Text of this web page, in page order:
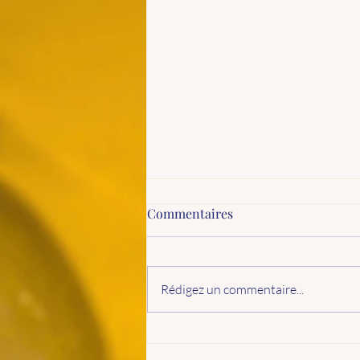
La table méditerranéenne à
Commentaires
Rédigez un commentaire...